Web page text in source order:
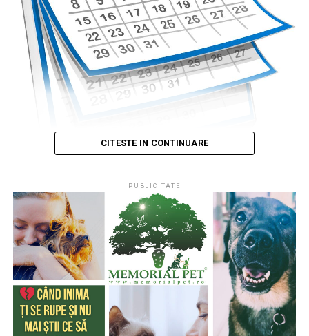
Publicat deCodrin RAITA,
4 august 2026, 05:00
S-a întâmplat într-o zi de 4 august
* Cu 333 de ani în urmă (1693), la această dată, monahul
francez, Dom Pérignon, degusta spuma unei băuturi
produse de el din vinul foarte acid de Champagne (o
regiune din nordul Franţei), băutură care a devenit
CITESTE IN CONTINUARE
PUBLICITATE